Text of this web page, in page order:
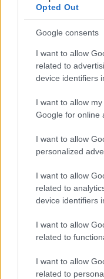
Opted Out
Google consents
I want to allow
related to
device identifiers
I want to allow
Google for online
I want to allow
personalized
I want to allow
related to
device identifiers
I want to allow
related to
I want to allow
related to
Itt
keresőben
glamour.hu